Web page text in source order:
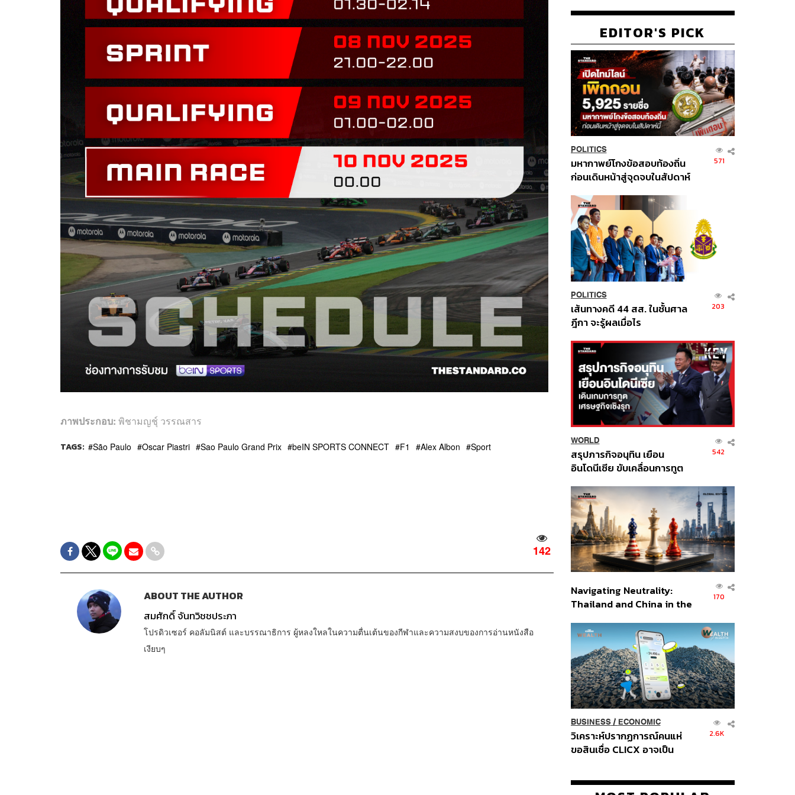
ภาพประกอบ: พิชามญชุ์ วรรณสาร
TAGS: São Paulo Oscar Piastri Sao Paulo Grand Prix beIN SPORTS CONNECT F1 Alex Albon Sport
142
ABOUT THE AUTHOR
สมศักดิ์ จันทวิชชประภา
โปรดิวเซอร์ คอลัมนิสต์ และบรรณาธิการ ผู้หลงใหลในความตื่นเต้นของกีฬาและความสงบของการอ่านหนังสือ
เงียบๆ
EDITOR'S PICK
POLITICS
มหากาพย์โกงข้อสอบท้องถิ่น
ก่อนเดินหน้าสู่จุดจบในสัปดาห์
571
POLITICS
เส้นทางคดี 44 สส. ในชั้นศาล
ฎีกา จะรู้ผลเมื่อไร
203
WORLD
สรุปภารกิจอนุทิน เยือน
อินโดนีเซีย ขับเคลื่อนการทูต
ส่วนยุทธศาสตร์ไทย –
อินโดนีเซีย
542
Navigating Neutrality:
Thailand and China in the
Order
170
BUSINESS/ ECONOMIC
วิเคราะห์ปรากฏการณ์คนแห่
ขอสินเชื่อ CLICX อาจเป็น
ปัญหาหนี้ครัวเรือนไทยที่ถูกซุก
2.6K